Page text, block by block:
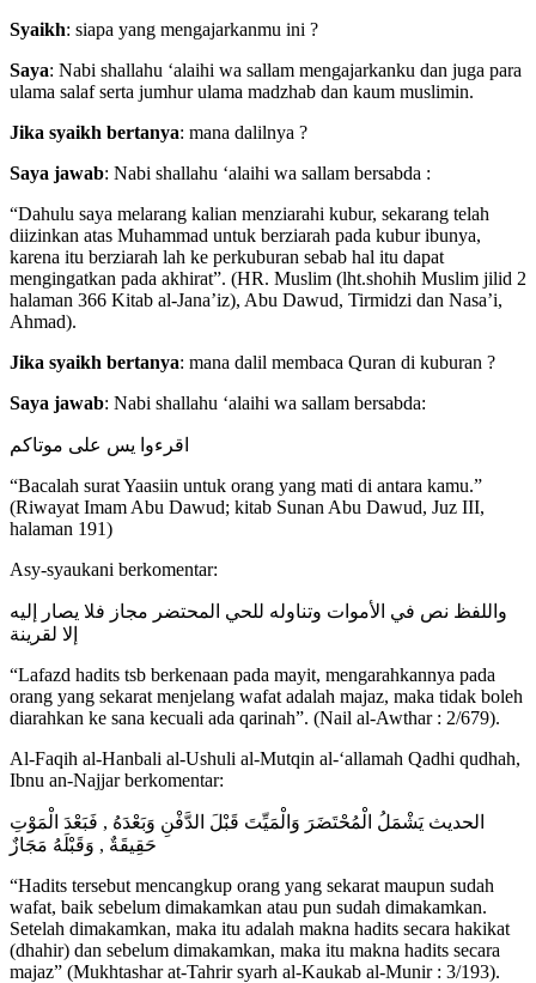
Syaikh: siapa yang mengajarkanmu ini ?
Saya: Nabi shallahu ‘alaihi wa sallam mengajarkanku dan juga para
ulama salaf serta jumhur ulama madzhab dan kaum muslimin.
Jika syaikh bertanya: mana dalilnya ?
Saya jawab: Nabi shallahu ‘alaihi wa sallam bersabda :
“Dahulu saya melarang kalian menziarahi kubur, sekarang telah
diizinkan atas Muhammad untuk berziarah pada kubur ibunya,
karena itu berziarah lah ke perkuburan sebab hal itu dapat
mengingatkan pada akhirat”. (HR. Muslim (lht.shohih Muslim jilid 2
halaman 366 Kitab al-Jana’iz), Abu Dawud, Tirmidzi dan Nasa’i,
Ahmad).
Jika syaikh bertanya: mana dalil membaca Quran di kuburan ?
Saya jawab: Nabi shallahu ‘alaihi wa sallam bersabda:
اقرءوا يس على موتاكم
“Bacalah surat Yaasiin untuk orang yang mati di antara kamu.”
(Riwayat Imam Abu Dawud; kitab Sunan Abu Dawud, Juz III,
halaman 191)
Asy-syaukani berkomentar:
واللفظ نص في الأموات وتناوله للحي المحتضر مجاز فلا يصار إليه
إلا لقرينة
“Lafazd hadits tsb berkenaan pada mayit, mengarahkannya pada
orang yang sekarat menjelang wafat adalah majaz, maka tidak boleh
diarahkan ke sana kecuali ada qarinah”. (Nail al-Awthar : 2/679).
Al-Faqih al-Hanbali al-Ushuli al-Mutqin al-‘allamah Qadhi qudhah,
Ibnu an-Najjar berkomentar:
الحديث يَشْمَلُ الْمُحْتَضَرَ وَالْمَيِّتَ قَبْلَ الدَّفْنِ وَبَعْدَهُ , فَبَعْدَ الْمَوْتِ
حَقِيقَةٌ , وَقَبْلَهُ مَجَازٌ
“Hadits tersebut mencangkup orang yang sekarat maupun sudah
wafat, baik sebelum dimakamkan atau pun sudah dimakamkan.
Setelah dimakamkan, maka itu adalah makna hadits secara hakikat
(dhahir) dan sebelum dimakamkan, maka itu makna hadits secara
majaz” (Mukhtashar at-Tahrir syarh al-Kaukab al-Munir : 3/193).